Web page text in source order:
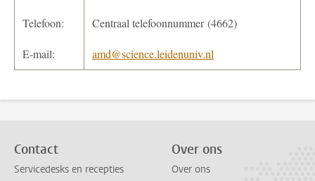
Telefoon: Centraal telefoonnummer (4662)
E-mail: amd@science.leidenuniv.nl
Contact
Servicedesks en recepties
Over ons
Over ons